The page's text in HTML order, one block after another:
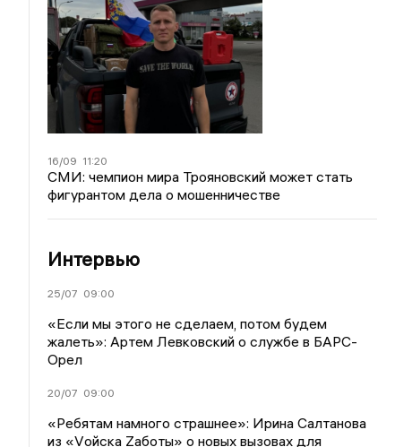
16/09 11:20
СМИ: чемпион мира Трояновский может стать
фигурантом дела о мошенничестве
Интервью
25/07 09:00
«Если мы этого не сделаем, потом будем
жалеть»: Артем Левковский о службе в БАРС-
Орел
20/07 09:00
«Ребятам намного страшнее»: Ирина Салтанова
из «Vойска Zаботы» о новых вызовах для